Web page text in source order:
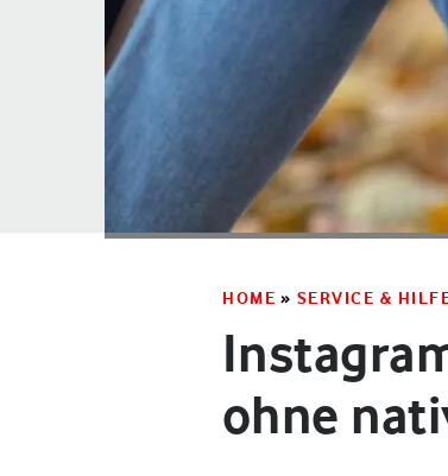
HOME » SERVICE &
ohne